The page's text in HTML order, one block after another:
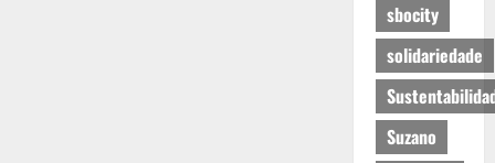
sbocity
solidariedade
Suzano